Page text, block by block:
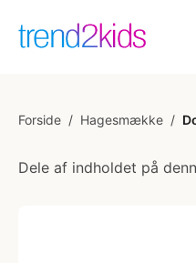
Forside / Hagesmække /
Dele af indholdet på